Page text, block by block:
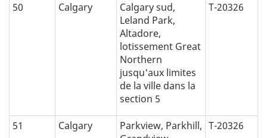
50 Calgary
Calgary sud,
Leland Park,
Altadore,
lotissement Great
Northern
jusqu'aux limites
de la ville dans la
section 5
T-20326
51 Calgary
Parkview, Parkhill, T-20326